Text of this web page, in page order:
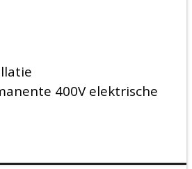
400V elektrische